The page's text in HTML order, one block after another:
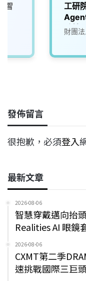
智
工研
系統
財團
發佈留言
很抱歉，必須登入
最新文章
2026-08-06
智慧穿戴邁向抬
Realities AI 眼鏡
2026-08-06
CXMT第二季
速挑戰國際三巨頭